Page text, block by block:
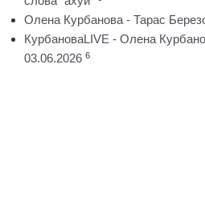
Олена Курбанова - Тарас
КурбановаLIVE - Олена
03.06.2026 6